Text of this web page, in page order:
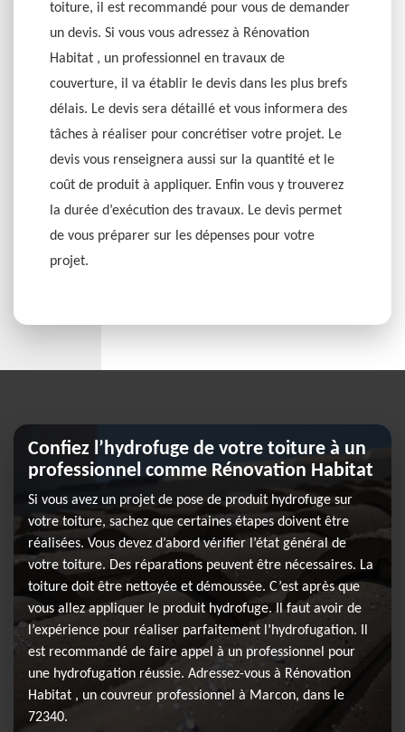
toiture, il est recommandé pour vous de demander
un devis. Si vous vous adressez à Rénovation
Habitat , un professionnel en travaux de
couverture, il va établir le devis dans les plus brefs
délais. Le devis sera détaillé et vous informera des
tâches à réaliser pour concrétiser votre projet. Le
devis vous renseignera aussi sur la quantité et le
coût de produit à appliquer. Enfin vous y trouverez
la durée d’exécution des travaux. Le devis permet
de vous préparer sur les dépenses pour votre
projet.
Confiez l’hydrofuge de votre toiture à un
professionnel comme Rénovation Habitat
Si vous avez un projet de pose de produit hydrofuge sur
votre toiture, sachez que certaines étapes doivent être
réalisées. Vous devez d’abord vérifier l’état général de
votre toiture. Des réparations peuvent être nécessaires. La
toiture doit être nettoyée et démoussée. C’est après que
vous allez appliquer le produit hydrofuge. Il faut avoir de
l’expérience pour réaliser parfaitement l’hydrofugation. Il
est recommandé de faire appel à un professionnel pour
une hydrofugation réussie. Adressez-vous à Rénovation
Habitat , un couvreur professionnel à Marcon, dans le
72340.